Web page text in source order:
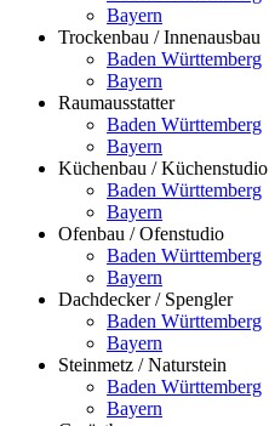
Bayern
Trockenbau / Innenausbau
Baden Württemberg
Bayern
Raumausstatter
Baden Württemberg
Bayern
Küchenbau / Küchenstudio
Baden Württemberg
Bayern
Ofenbau / Ofenstudio
Baden Württemberg
Bayern
Dachdecker / Spengler
Baden Württemberg
Bayern
Steinmetz / Naturstein
Baden Württemberg
Bayern